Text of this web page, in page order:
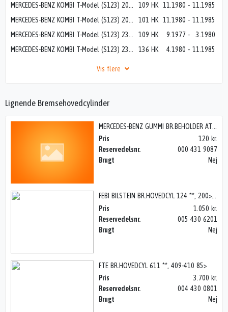
Lignende Bremsehovedcylinder
Pris
120 kr.
Reservedelsnr.
000 431 9087
Brugt
Nej
Pris
1.050 kr.
Reservedelsnr.
005 430 6201
Brugt
Nej
FTE BR.HOVEDCYL 611 **, 409-410 85>
Pris
3.700 kr.
Reservedelsnr.
004 430 0801
Brugt
Nej
109 HK 11.1980 - 11.1985
101 HK 11.1980 - 11.1985
109 HK 9.1977 -
3.1980
136 HK 4.1980 - 11.1985
Vis flere